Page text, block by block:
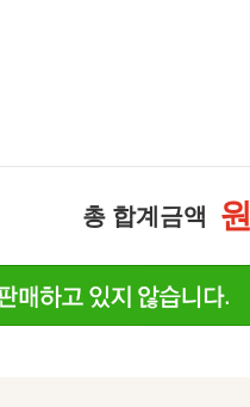
총 합계금액 원